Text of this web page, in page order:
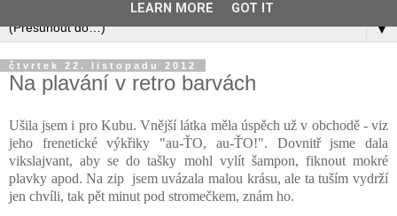
▼
čtvrtek 22. listopadu 2012
Na plavání v retro barvách
Ušila jsem i pro Kubu. Vnější látka měla úspěch už v obchodě - viz
jeho frenetické výkřiky "au-ŤO, au-ŤO!". Dovnitř jsme dala
vikslajvant, aby se do tašky mohl vylít šampon, fiknout mokré
plavky apod. Na zip jsem uvázala malou krásu, ale ta tuším vydrží
jen chvíli, tak pět minut pod stromečkem, znám ho.
LEARN MORE GOT IT